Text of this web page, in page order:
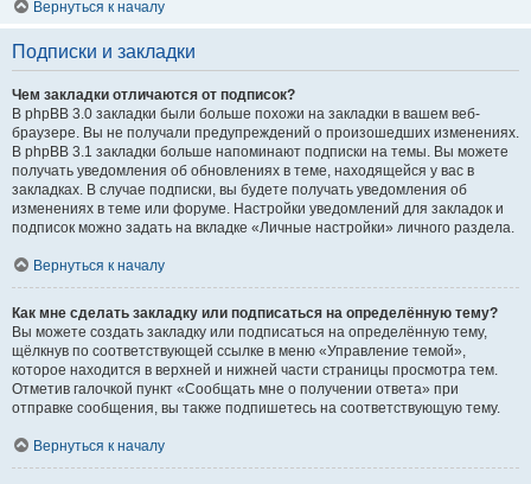
Вернуться к началу
Подписки и закладки
Чем закладки отличаются от подписок?
В phpBB 3.0 закладки были больше похожи на закладки в вашем веб-
браузере. Вы не получали предупреждений о произошедших изменениях.
В phpBB 3.1 закладки больше напоминают подписки на темы. Вы можете
получать уведомления об обновлениях в теме, находящейся у вас в
закладках. В случае подписки, вы будете получать уведомления об
изменениях в теме или форуме. Настройки уведомлений для закладок и
подписок можно задать на вкладке «Личные настройки» личного раздела.
Вернуться к началу
Как мне сделать закладку или подписаться на определённую тему?
Вы можете создать закладку или подписаться на определённую тему,
щёлкнув по соответствующей ссылке в меню «Управление темой»,
которое находится в верхней и нижней части страницы просмотра тем.
Отметив галочкой пункт «Сообщать мне о получении ответа» при
отправке сообщения, вы также подпишетесь на соответствующую тему.
Вернуться к началу